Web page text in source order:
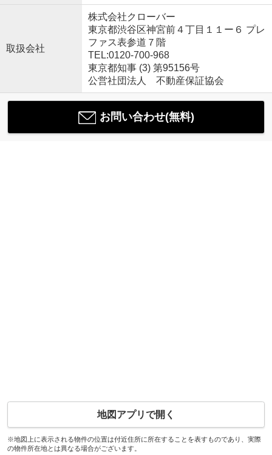
取扱会社
株式会社クローバー
東京都渋谷区神宮前４丁目１１ー６ プレ
ファス表参道７階
TEL:0120-700-968
東京都知事 (3) 第95156号
公営社団法人 不動産保証協会
お問い合わせ(無料)
地図アプリで開く
※地図上に表示される物件の位置は付近住所に所在することを表すものであり、実際
の物件所在地とは異なる場合がございます。